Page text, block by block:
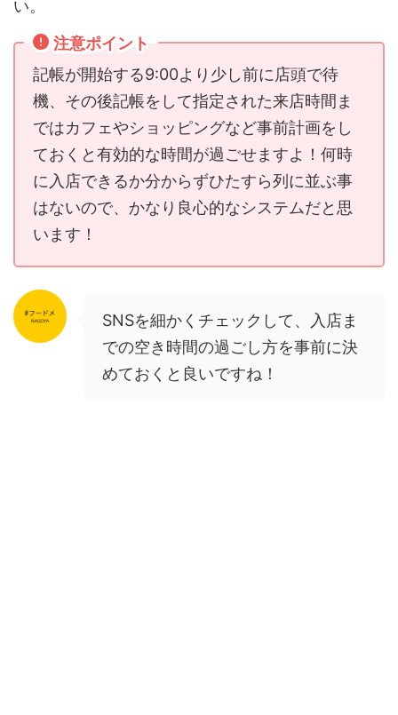
い。
注意ポイント
記帳が開始する9:00より少し前に店頭で待
機、その後記帳をして指定された来店時間ま
ではカフェやショッピングなど事前計画をし
ておくと有効的な時間が過ごせますよ！何時
に入店できるか分からずひたすら列に並ぶ事
はないので、かなり良心的なシステムだと思
います！
SNSを細かくチェックして、入店ま
での空き時間の過ごし方を事前に決
めておくと良いですね！